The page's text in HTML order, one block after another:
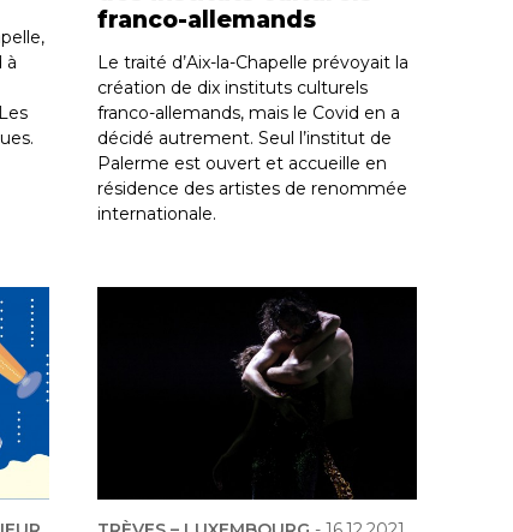
à
franco-allemands
Le traité d’Aix-la-Chapelle prévoyait la
création de dix instituts culturels
franco-allemands, mais le Covid en a
décidé autrement. Seul l’institut de
Palerme est ouvert et accueille en
résidence des artistes de renommée
internationale.